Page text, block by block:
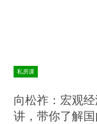
私房课
向松祚：宏观
讲，带你了解